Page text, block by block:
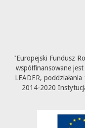
"Europejski Fundusz
współfinansowane
LEADER,
2014-2020